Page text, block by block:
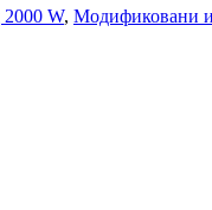
W, Модификовани